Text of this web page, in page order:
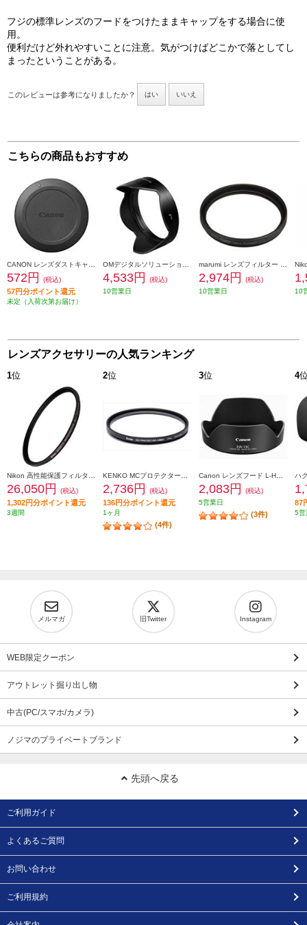
フジの標準レンズのフードをつけたままキャップをする場合に使
用。
便利だけど外れやすいことに注意。気がつけばどこかで落としてし
まったということがある。
このレビューは参考になりましたか？ はい いいえ
こちらの商品もおすすめ
572円 (税込)
57円分ポイント還元
未定（入荷次第お届け）
4,533円
(税込)
10営業日
2,974円
(税込)
10営業日
10
レンズアクセサリーの人気ランキング
1位
26,050円 (税込)
1,302円分ポイント還元
3週間
2位
2,736円 (税込)
136円分ポイント還元
1ヶ月
(4件)
3位
2,083円
(税込)
5営業日
(3件)
4
87
5営
メルマガ 旧Twitter Instagram
WEB限定クーポン
アウトレット掘り出し物
中古(PC/スマホ/カメラ)
ノジマのプライベートブランド
先頭へ戻る
ご利用ガイド
よくあるご質問
お問い合わせ
ご利用規約